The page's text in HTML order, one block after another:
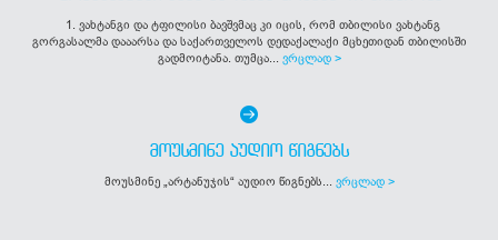
1. ვახტანგი და ტფილისი ბავშვმაც კი იცის, რომ თბილისი ვახტანგ
გორგასალმა დააარსა და საქართველოს დედაქალაქი მცხეთიდან თბილისში
გადმოიტანა. თუმცა... ვრცლად >
ᲛᲝᲣᲡᲛᲘᲜᲔ ᲐᲣᲓᲘᲝ ᲬᲘᲒᲜᲔᲑᲡ
მოუსმინე „არტანუჯის“ აუდიო წიგნებს... ვრცლად >